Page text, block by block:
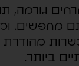
גורמה,
וכל
מהודרת
ביותר.